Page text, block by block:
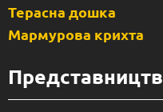
Терасна дошка
Мармурова крихта